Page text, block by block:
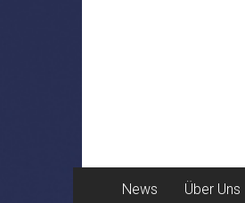
News Über Uns